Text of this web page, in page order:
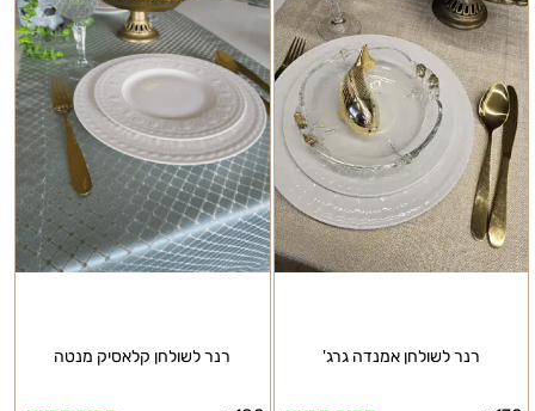
רנר לשולחן אמנדה גרג' רנר לשולחן קלאסיק מנטה